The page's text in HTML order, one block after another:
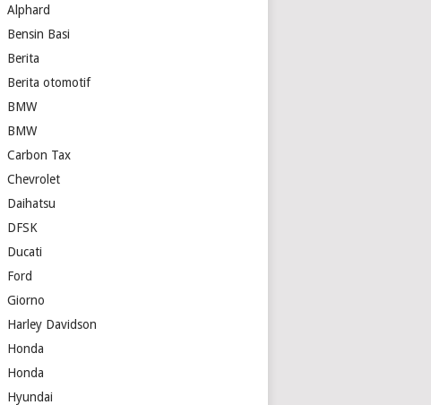
Alphard
Bensin Basi
Berita
Berita otomotif
BMW
BMW
Carbon Tax
Chevrolet
Daihatsu
DFSK
Ducati
Ford
Giorno
Harley Davidson
Honda
Honda
Hyundai